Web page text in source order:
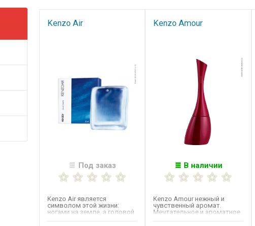
Kenzo Air
Под заказ
Kenzo Air является
символом этой жизни:
ногами на земле, а головой
Kenzo Amour
В наличии
Kenzo Amour нежный и
чувственный аромат.
Мечтательное и ароматное